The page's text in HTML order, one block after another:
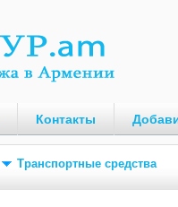
Контакты
Транспортные средства